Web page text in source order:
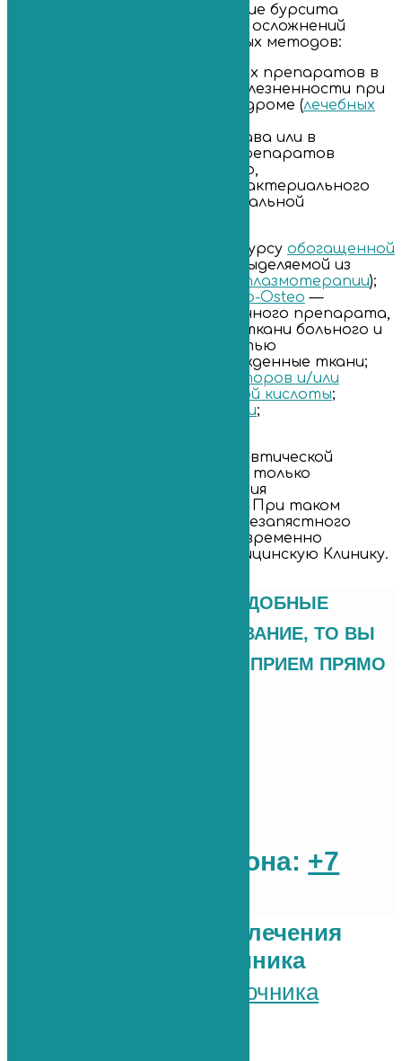
проводят эффективное лечение бурсита
лучезапястного сустава и его осложнений
посредством безоперационных методов:
введения анестезирующих препаратов в
участок максимальной болезненности при
выраженном болевом синдроме (лечебных
введения в полость сустава или в
околосуставные ткани препаратов
противовоспалительного,
обезболивающего, антибактериального
или другого действия (локальной
введения в пораженную бурсу обогащенной
, выделяемой из
плазмотерапии);
лечения биоимплантом Bio-Osteo —
инъекций в сустав клеточного препарата,
получаемого из жировой ткани больного и
обладающего способностью
восстанавливать поврежденные ткани;
инъекций хондропротекторов и/или
препаратов гиалуроновой кислоты;
ударно-волновой терапии;
Необходимый объем терапевтической
помощи может определить только
специалист после проведения
диагностических процедур. При таком
заболевании, как бурсит лучезапястного
сустава, рекомендуем своевременно
обратиться в Первую Медицинскую Клинику.
ЕСЛИ У ВАС ИМЕЮТСЯ ПОДОБНЫЕ
СИМПТОМЫ ИЛИ ЗАБОЛЕВАНИЕ, ТО ВЫ
МОЖЕТЕ ЗАПИСАТЬСЯ НА ПРИЕМ ПРЯМО
По номеру телефона: +7
Передовые методы лечения
суставов и позвоночника
Реконструкция позвоночника